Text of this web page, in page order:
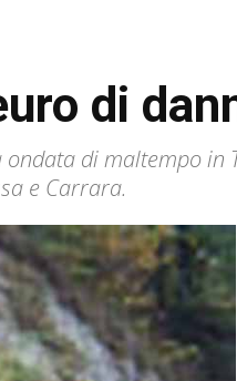
di
di maltempo in
e Carrara.